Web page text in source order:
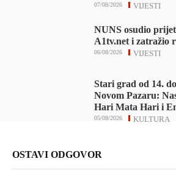
VIJESTI
07/08/2026
NUNS osudio
A1tv.net i zatražio
VIJESTI
06/08/2026
Stari grad od 14.
Novom Pazaru:
Hari Mata Hari i
KULTURA
05/08/2026
OSTAVI ODGOVOR